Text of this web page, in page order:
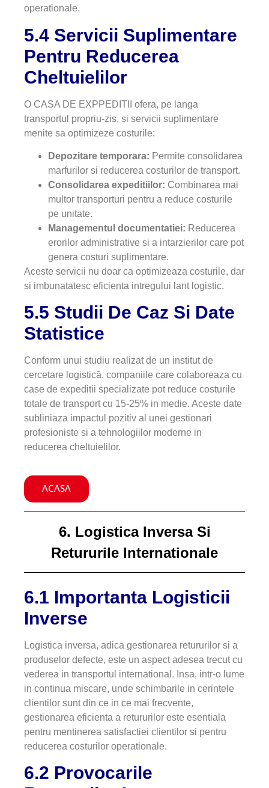
operationale.
5.4 Servicii Suplimentare
Pentru Reducerea
Cheltuielilor
O CASA DE EXPPEDITII ofera, pe langa
transportul propriu-zis, si servicii suplimentare
menite sa optimizeze costurile:
Depozitare temporara: Permite consolidarea
marfurilor si reducerea costurilor de transport.
Consolidarea expeditiilor: Combinarea mai
multor transporturi pentru a reduce costurile
pe unitate.
Managementul documentatiei: Reducerea
erorilor administrative si a intarzierilor care pot
genera costuri suplimentare.
Aceste servicii nu doar ca optimizeaza costurile, dar
si imbunatatesc eficienta intregului lant logistic.
5.5 Studii De Caz Si Date
Statistice
Conform unui studiu realizat de un institut de
cercetare logistică, companiile care colaboreaza cu
case de expeditii specializate pot reduce costurile
totale de transport cu 15-25% in medie. Aceste date
subliniaza impactul pozitiv al unei gestionari
profesioniste si a tehnologiilor moderne in
reducerea cheltuielilor.
ACASA
6. Logistica Inversa Si
Retururile Internationale
6.1 Importanta Logisticii
Inverse
Logistica inversa, adica gestionarea retururilor si a
produselor defecte, este un aspect adesea trecut cu
vederea in transportul international. Insa, intr-o lume
in continua miscare, unde schimbarile in cerintele
clientilor sunt din ce in ce mai frecvente,
gestionarea eficienta a retururilor este esentiala
pentru mentinerea satisfactiei clientilor si pentru
reducerea costurilor operationale.
6.2 Provocarile